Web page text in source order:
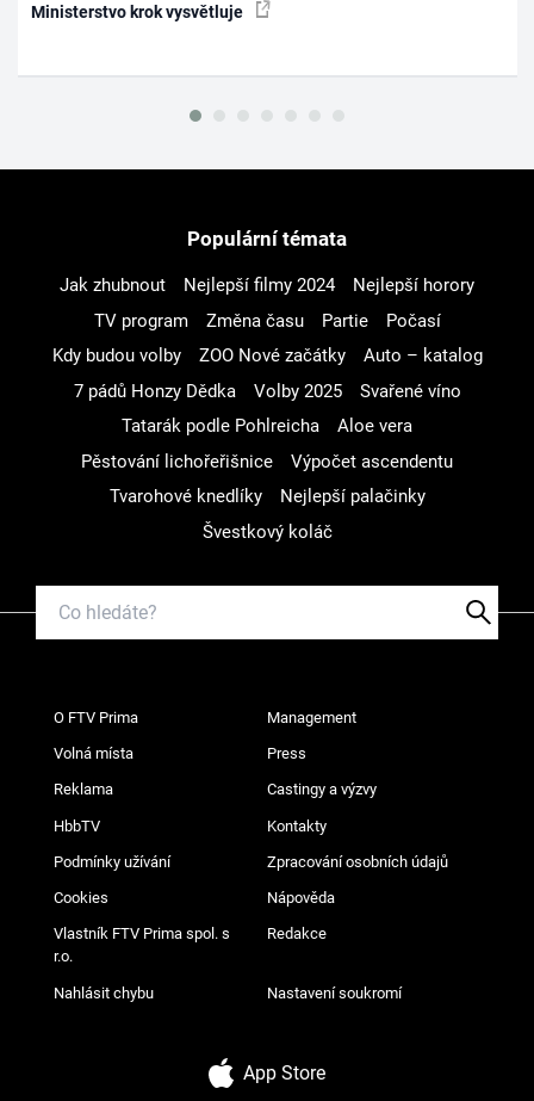
Ministerstvo krok vysvětluje
Populární témata
Jak zhubnout Nejlepší filmy 2024
Nejlepší horory
TV program
Změna času Partie
Počasí
Kdy budou volby
ZOO Nové začátky
Auto – katalog
7 pádů Honzy Dědka
Volby 2025
Svařené víno
Tatarák podle Pohlreicha
Aloe vera
Pěstování lichořeřišnice
Výpočet ascendentu
Tvarohové knedlíky
Nejlepší palačinky
Švestkový koláč
O FTV Prima Management
Volná místa Press
Reklama Castingy a výzvy
HbbTV Kontakty
Podmínky užívání Zpracování osobních údajů
Cookies Nápověda
Vlastník FTV Prima spol. s
r.o.
Redakce
Nahlásit chybu Nastavení soukromí
App Store